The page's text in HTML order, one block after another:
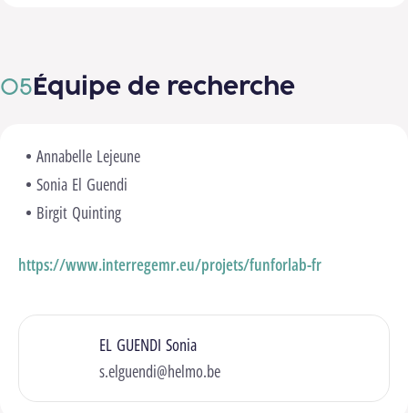
Équipe de recherche
Annabelle Lejeune
Sonia El Guendi
Birgit Quinting
https://www.interregemr.eu/projets/funforlab-fr
EL GUENDI Sonia
s.elguendi@helmo.be